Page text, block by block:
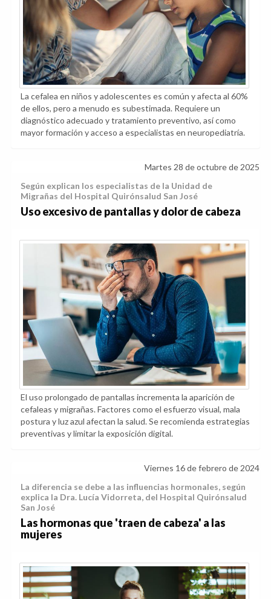
La cefalea en niños y adolescentes es común y afecta al 60%
de ellos, pero a menudo es subestimada. Requiere un
diagnóstico adecuado y tratamiento preventivo, así como
mayor formación y acceso a especialistas en neuropediatría.
Martes 28 de octubre de 2025
Según explican los especialistas de la Unidad de
Migrañas del Hospital Quirónsalud San José
Uso excesivo de pantallas y dolor de cabeza
El uso prolongado de pantallas incrementa la aparición de
cefaleas y migrañas. Factores como el esfuerzo visual, mala
postura y luz azul afectan la salud. Se recomienda estrategias
preventivas y limitar la exposición digital.
Viernes 16 de febrero de 2024
La diferencia se debe a las influencias hormonales, según
explica la Dra. Lucía Vidorreta, del Hospital Quirónsalud
San José
Las hormonas que 'traen de cabeza' a las
mujeres